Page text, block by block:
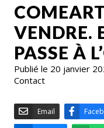
VENDRE.
PASSE À
Publié le 20 janvier
Contact